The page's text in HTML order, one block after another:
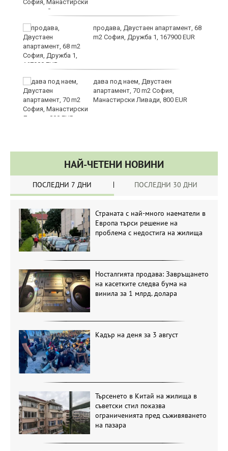
продава, Двустаен апартамент, 68
m2 София, Дружба 1, 167900 EUR
дава под наем, Двустаен
апартамент, 70 m2 София,
Манастирски Ливади, 800 EUR
НАЙ-ЧЕТЕНИ НОВИНИ
ПОСЛЕДНИ 7 ДНИ ПОСЛЕДНИ 30 ДНИ
Страната с най-много наематели в
Европа търси решение на
проблема с недостига на жилища
Носталгията продава: Завръщането
на касетките следва бума на
винила за 1 млрд. долара
Кадър на деня за 3 август
Търсенето в Китай на жилища в
съветски стил показва
ограниченията пред съживяването
на пазара